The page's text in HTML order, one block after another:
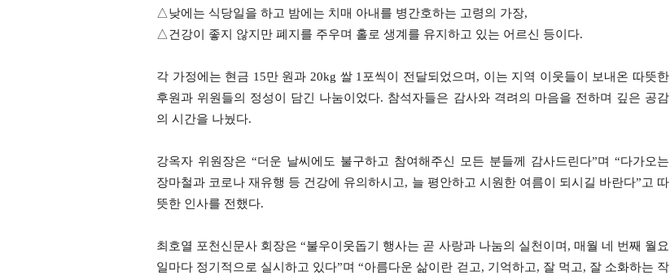
△낮에는 식당일을 하고 밤에는 치매 아내를 병간호하는 고령의 가장,
△건강이 좋지 않지만 폐지를 주우며 홀로 생계를 유지하고 있는 어르신 등이다.
각 가정에는 현금 15만 원과 20kg 쌀 1포씩이 전달되었으며, 이는 지역 이웃들이 보내온 따뜻한
후원과 위원들의 정성이 담긴 나눔이었다. 참석자들은 감사와 격려의 마음을 전하며 깊은 공감
의 시간을 나눴다.
강옥자 위원장은 “더운 날씨에도 불구하고 참여해주신 모든 분들께 감사드린다”며 “다가오는
장마철과 코로나 재유행 등 건강에 유의하시고, 늘 평안하고 시원한 여름이 되시길 바란다”고 따
뜻한 인사를 전했다.
최호열 포천신문사 회장은 “불우이웃돕기 행사는 곧 사랑과 나눔의 실천이며, 매월 네 번째 월요
일마다 정기적으로 실시하고 있다”며 “아름다운 삶이란 걷고, 기억하고, 잘 먹고, 잘 소화하는 작